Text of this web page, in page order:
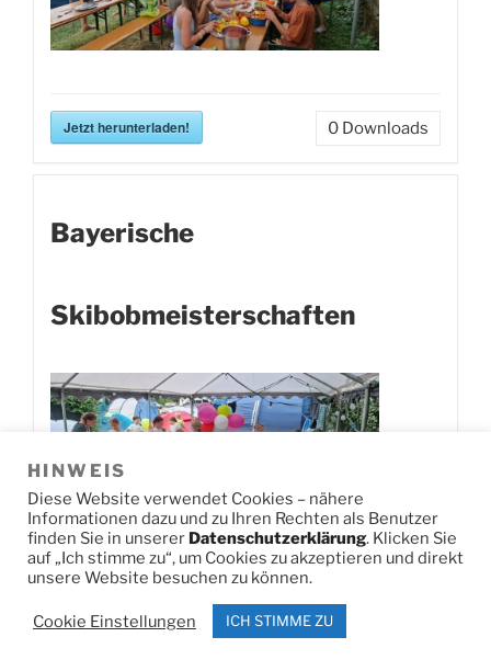
Jetzt herunterladen! 0 Downloads
Bayerische
Skibobmeisterschaften
0Downloads
HINWEIS
Diese Website verwendet Cookies – nähere
Informationen dazu und zu Ihren Rechten als Benutzer
finden Sie in unsererDatenschutzerklärung. Klicken Sie
auf „Ich stimme zu“, um Cookies zu akzeptieren und direkt
unsere Website besuchen zu können.
Cookie Einstellungen ICH STIMME ZU